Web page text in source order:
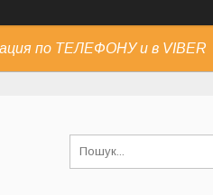
по ТЕЛЕФОНУ и в VIBER